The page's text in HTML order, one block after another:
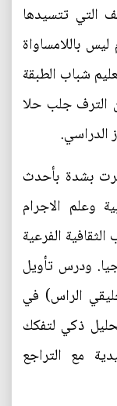
التي تتسيدها
باللامساواة
شباب الطبقة
الترف جلب حلا
الدراسي.
بشدة بأحدث
وعلم الاجرام
الفرعية
ودرس تأويل
الراس) في
ذكي لتفكك
مع التراجع